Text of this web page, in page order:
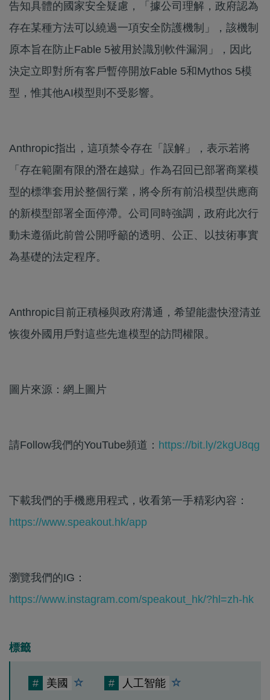
告知具體的國家安全疑慮，「據公司理解，政府認為
存在某種方法可以繞過一項安全防護機制」，該機制
原本旨在防止Fable 5被用於識別軟件漏洞」，因此
決定立即對所有客戶暫停開放Fable 5和Mythos 5模
型，惟其他AI模型則不受影響。
Anthropic指出，這項禁令存在「誤解」，表示若將
「存在範圍有限的潛在越獄」作為召回已部署商業模
型的標準套用於整個行業，將令所有前沿模型供應商
的新模型部署全面停滯。公司同時強調，政府此次行
動未遵循此前曾公開呼籲的透明、公正、以技術事實
為基礎的法定程序。
Anthropic目前正積極與政府溝通，希望能盡快澄清並
恢復外國用戶對這些先進模型的訪問權限。
圖片來源：網上圖片
請Follow我們的YouTube頻道： https://bit.ly/2kgU8qg
下載我們的手機應用程式，收看第一手精彩內容：
https://www.speakout.hk/app
瀏覽我們的IG：
https://www.instagram.com/speakout_hk/?hl=zh-hk
標籤
# 美國 # 人工智能